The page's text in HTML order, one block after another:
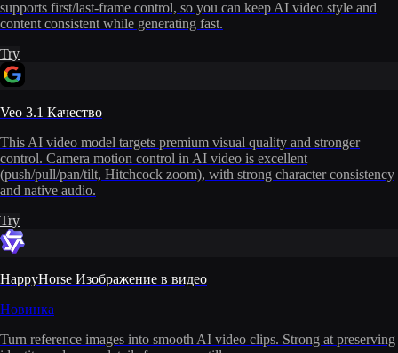
supports first/last-frame control, so you can keep AI video style and
content consistent while generating fast.
Try
Veo 3.1 Качество
This AI video model targets premium visual quality and stronger
control. Camera motion control in AI video is excellent
(push/pull/pan/tilt, Hitchcock zoom), with strong character consistency
and native audio.
Try
HappyHorse Изображение в видео
Новинка
Turn reference images into smooth AI video clips. Strong at preserving